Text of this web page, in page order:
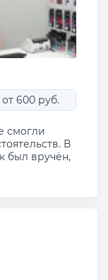
600 руб.
смогли
В
был вручён,